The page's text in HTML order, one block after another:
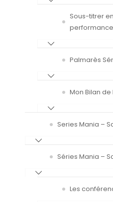
Sous-titrer
performance
Palmarès
Mon Bilan
Series Mania –
Séries Mania –
Les